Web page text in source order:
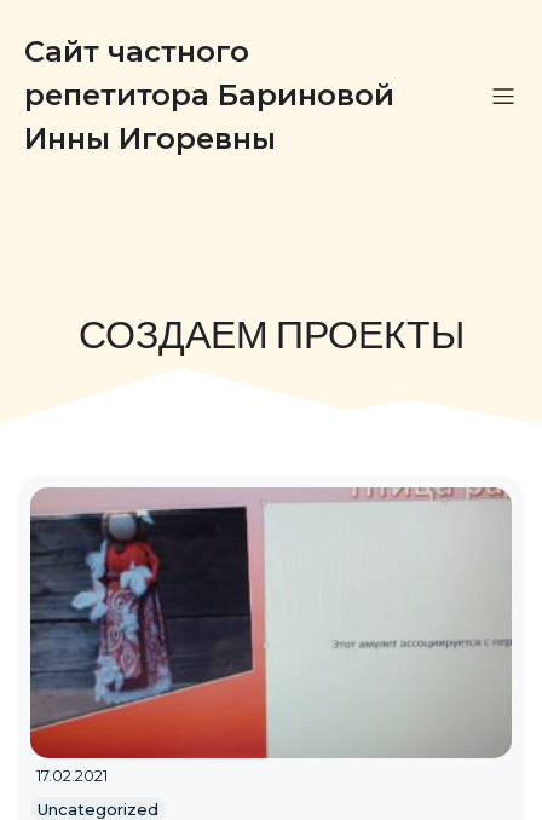
Сайт частного
репетитора Бариновой
Инны Игоревны
СОЗДАЕМ ПРОЕКТЫ
17.02.2021
Uncategorized